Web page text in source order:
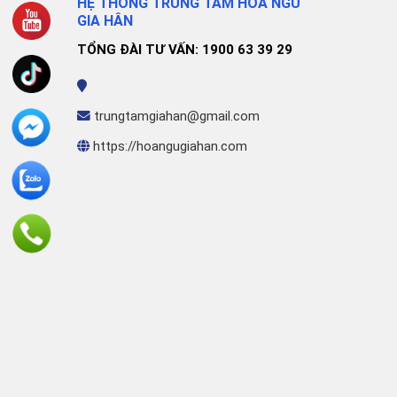
GIA HÂN
TỔNG ĐÀI TƯ VẤN: 1900 63 39 29
trungtamgiahan@gmail.com
https://hoangugiahan.com